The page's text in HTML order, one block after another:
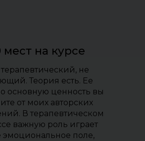
мест на курсе
не
Теория есть. Ее
основную ценность вы
от моих авторских
В терапевтическом
важную роль играет
эмоциональное поле,